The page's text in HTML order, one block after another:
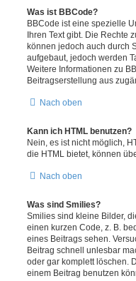
Was ist BBCode?
BBCode ist eine spezielle
Ihren Text gibt. Die Rechte
können jedoch auch durch
aufgebaut, jedoch werden
Weitere Informationen zu
Beitragserstellung aus
Nach oben
Kann ich HTML benutzen?
Nein, es ist nicht möglich,
die HTML bietet, können
Nach oben
Was sind Smilies?
Smilies sind kleine Bilder,
einen kurzen Code, z. B.
eines Beitrags sehen.
Beitrag schnell unlesbar
oder gar komplett löschen.
einem Beitrag benutzen